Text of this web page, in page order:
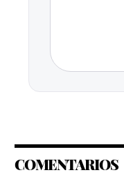
COMENTARIOS